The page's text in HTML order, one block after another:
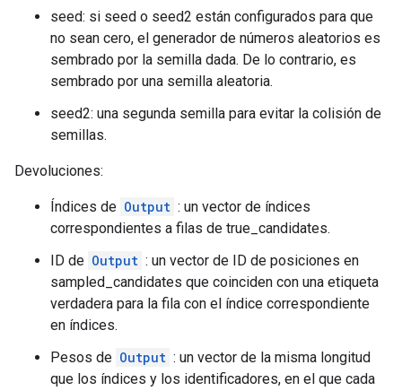
seed: si seed o seed2 están configurados para que
no sean cero, el generador de números aleatorios es
sembrado por la semilla dada. De lo contrario, es
sembrado por una semilla aleatoria.
seed2: una segunda semilla para evitar la colisión de
semillas.
Devoluciones:
Índices de Output : un vector de índices
correspondientes a filas de true_candidates.
ID de Output : un vector de ID de posiciones en
sampled_candidates que coinciden con una etiqueta
verdadera para la fila con el índice correspondiente
en índices.
Pesos de Output : un vector de la misma longitud
que los índices y los identificadores, en el que cada